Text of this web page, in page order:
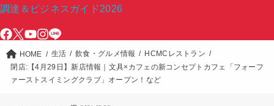
調達＆ビジネスガイド2026
HOME 生活 飲食・グルメ情報
HCMCレストラン
閉店:【4月29日】新店情報｜文具×カフェの新コンセプトカフェ「フォーフ
ァーストスイミングクラブ」オープン！など